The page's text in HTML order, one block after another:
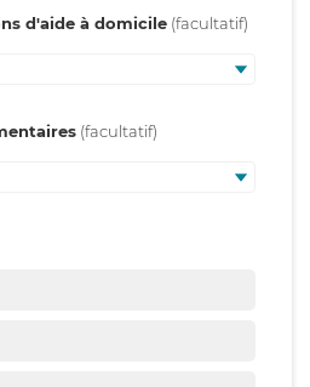
d'aide à domicile